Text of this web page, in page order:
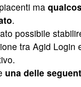
ma
.
possibile
tra Agid Login
una delle